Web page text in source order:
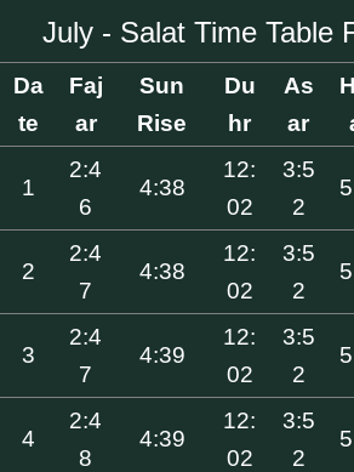
July - Salat Time Table
Da
te
Faj
ar
Sun
Rise
Du
hr
As
ar
1
2:4
6
4:38
12:
02
3:5
2
2
2:4
7
4:38
12:
02
3:5
2
3
2:4
7
4:39
12:
02
3:5
2
4
2:4
8
4:39
12:
02
3:5
2